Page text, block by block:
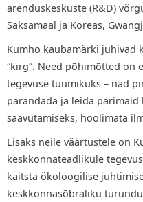
arenduskeskuste (R&D)
Saksamaal ja Koreas,
Kumho kaubamärki juhivad
“kirg”. Need põhimõtted on
tegevuse tuumikuks – nad
parandada ja leida
saavutamiseks, hoolimata
Lisaks neile väärtustele on
keskkonnateadlikule
kaitsta ökoloogilise
keskkonnasõbraliku